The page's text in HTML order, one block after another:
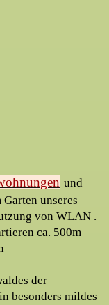
und
Garten unseres
von WLAN .
ca. 500m
der
besonders mildes